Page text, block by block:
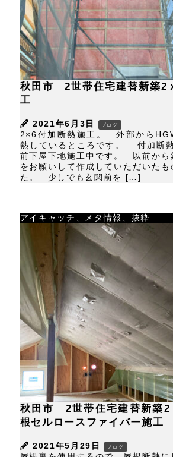
秋田市 2世帯住宅建替新築2
工
2021年6月3日 ブログ
2×6付加断熱施工。 外部から
熱しているところです。 付加断
前下屋下地施工中です。 以前から
をお願いして作成していただいたも
た。 少しでも玄関前を […]
アイキャッチ、メタ情報、抜粋
秋田市 2世帯住宅建替新
根セルロースファイバー施工
2021年5月29日 ブログ